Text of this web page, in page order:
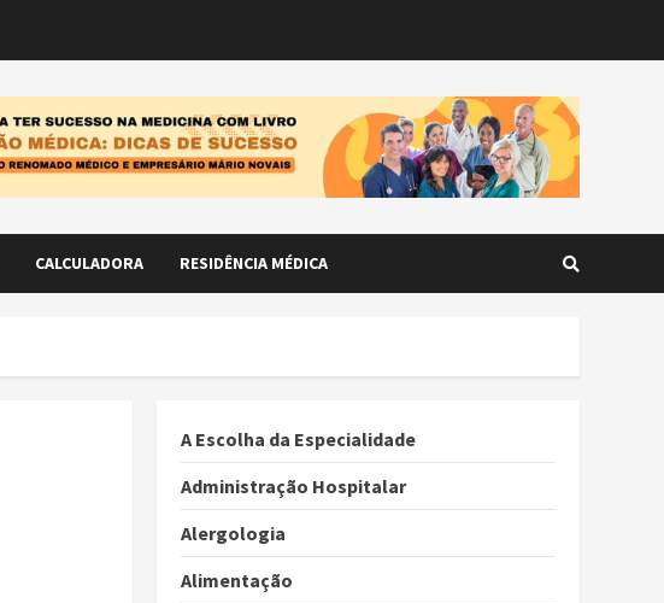
CALCULADORA RESIDÊNCIA MÉDICA
A Escolha da Especialidade
Administração Hospitalar
Alergologia
Alimentação